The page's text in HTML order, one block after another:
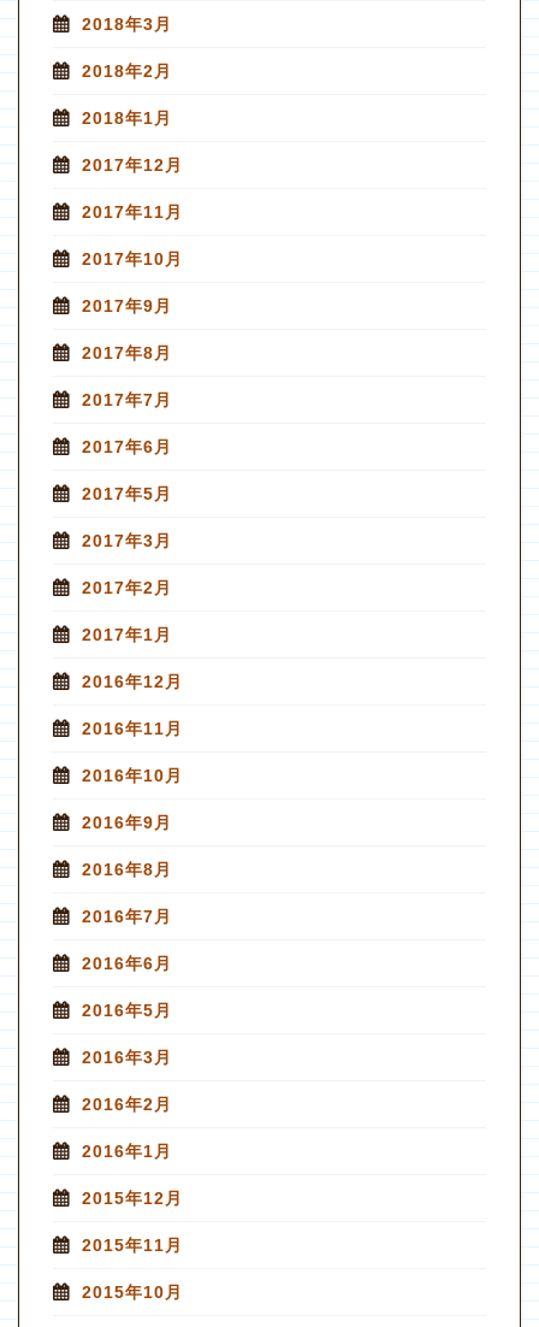
2018年3月
2018年2月
2018年1月
2017年12月
2017年11月
2017年10月
2017年9月
2017年8月
2017年7月
2017年6月
2017年5月
2017年3月
2017年2月
2017年1月
2016年12月
2016年11月
2016年10月
2016年9月
2016年8月
2016年7月
2016年6月
2016年5月
2016年3月
2016年2月
2016年1月
2015年12月
2015年11月
2015年10月